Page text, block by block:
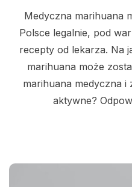
Medyczna marihuana
Polsce legalnie, pod
recepty od lekarza. Na
marihuana może
marihuana medyczna i
aktywne?